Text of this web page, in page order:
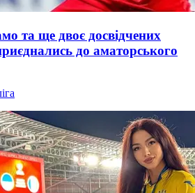
та ще двоє досвідчених
до аматорського